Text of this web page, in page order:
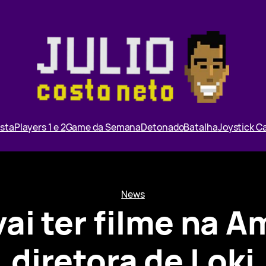
Players 1 e 2Game da SemanaDetonadoBatalhaJoystick
News
ter filme na